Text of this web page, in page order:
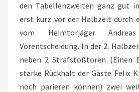
den Tabellenzweiten ganz gut
erst kurz vor der Halbzeit durch
vom Heimtorjäger
Vorentscheidung. In der 2.
neben 2 Strafstoßtoren (Einen
starke Rückhalt der Gäste Felix
noch parieren können) zwei